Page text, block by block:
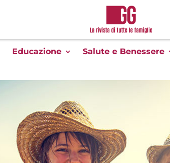
Educazione Salute e Benessere